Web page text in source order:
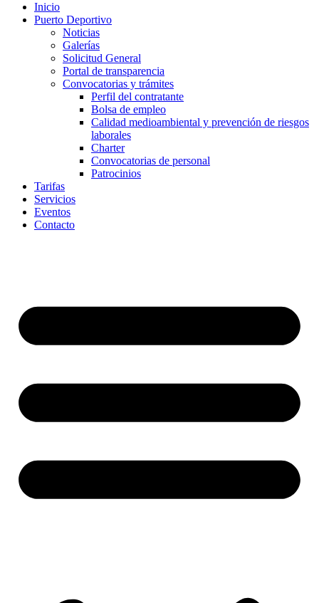
Inicio
Puerto Deportivo
Noticias
Galerías
Solicitud General
Portal de transparencia
Convocatorias y trámites
Perfil del contratante
Bolsa de empleo
Calidad medioambiental y prevención de riesgos
laborales
Charter
Convocatorias de personal
Patrocinios
Tarifas
Servicios
Eventos
Contacto